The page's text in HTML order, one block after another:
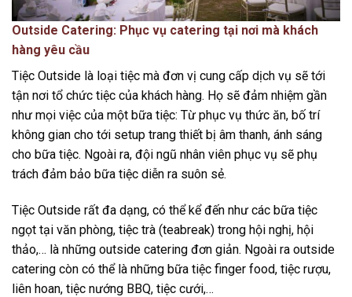
Outside Catering: Phục vụ catering tại nơi mà khách
hàng yêu cầu
Tiệc Outside là loại tiệc mà đơn vị cung cấp dịch vụ sẽ tới
tận nơi tổ chức tiệc của khách hàng. Họ sẽ đảm nhiệm gần
như mọi việc của một bữa tiệc: Từ phục vụ thức ăn, bố trí
không gian cho tới setup trang thiết bị âm thanh, ánh sáng
cho bữa tiệc. Ngoài ra, đội ngũ nhân viên phục vụ sẽ phụ
trách đảm bảo bữa tiệc diễn ra suôn sẻ.
Tiệc Outside rất đa dạng, có thể kể đến như các bữa tiệc
ngọt tại văn phòng, tiệc trà (teabreak) trong hội nghị, hội
thảo,… là những outside catering đơn giản. Ngoài ra outside
catering còn có thể là những bữa tiệc finger food, tiệc rượu,
liên hoan, tiệc nướng BBQ, tiệc cưới,…